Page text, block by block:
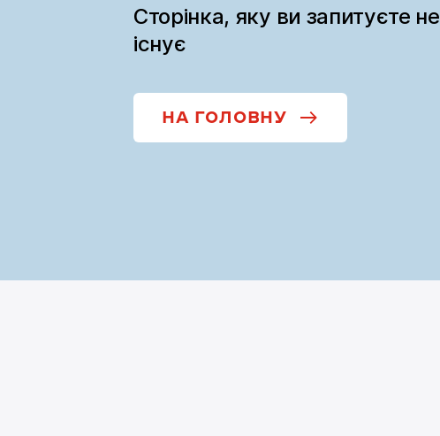
Сторінка, яку ви запитуєте не
існує
НА ГОЛОВНУ